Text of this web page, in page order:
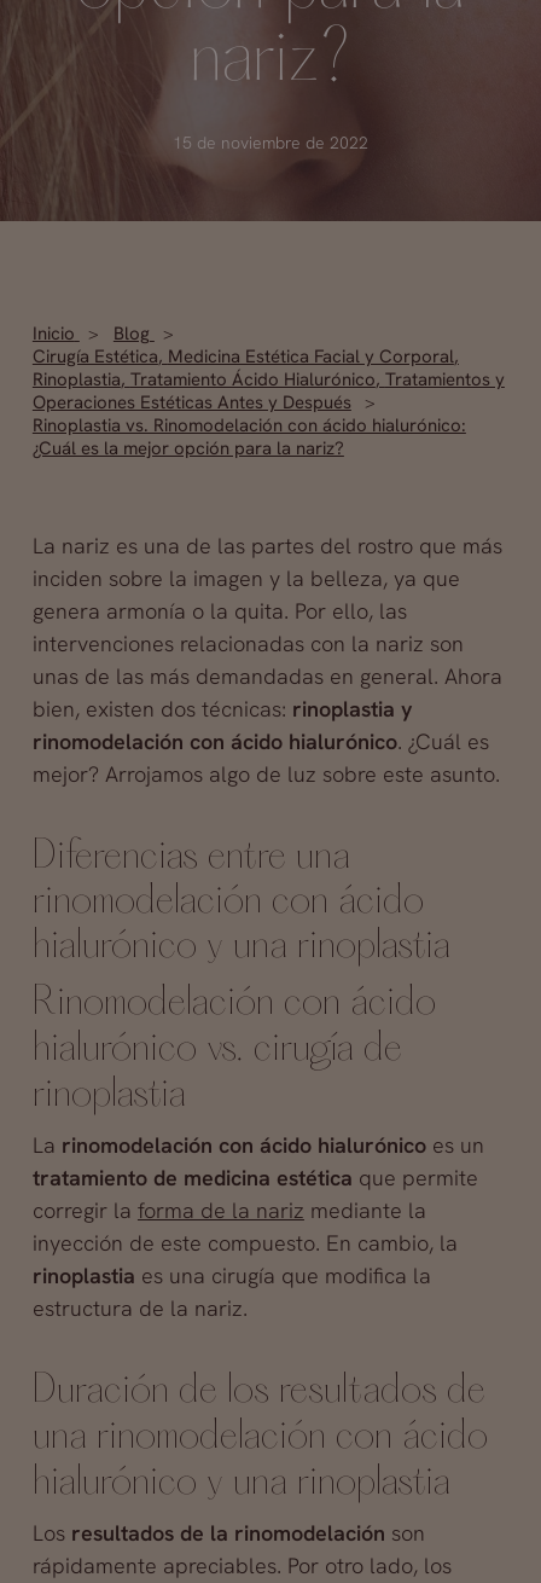
nariz?
15 de noviembre de 2022
Inicio
Blog
Cirugía Estética, Medicina Estética Facial y Corporal,
Rinoplastia, Tratamiento Ácido Hialurónico, Tratamientos y
Operaciones Estéticas Antes y Después
Rinoplastia vs. Rinomodelación con ácido hialurónico:
¿Cuál es la mejor opción para la nariz?
La nariz es una de las partes del rostro que más
inciden sobre la imagen y la belleza, ya que
genera armonía o la quita. Por ello, las
intervenciones relacionadas con la nariz son
unas de las más demandadas en general. Ahora
bien, existen dos técnicas: rinoplastia y
rinomodelación con ácido hialurónico. ¿Cuál es
mejor? Arrojamos algo de luz sobre este asunto.
Diferencias entre una
rinomodelación con ácido
hialurónico y una rinoplastia
Rinomodelación con ácido
hialurónico vs. cirugía de
rinoplastia
La rinomodelación con ácido hialurónicoes un
tratamiento de medicina estética que permite
corregir la forma de la nariz mediante la
inyección de este compuesto. En cambio, la
rinoplastia es una cirugía que modifica la
estructura de la nariz.
Duración de los resultados de
una rinomodelación con ácido
hialurónico y una rinoplastia
Losresultados de la rinomodelación son
rápidamente apreciables. Por otro lado, los